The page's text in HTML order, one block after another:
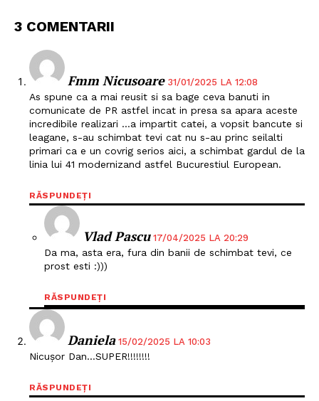
FREEDOM HOUSE ROMÂNIA
PRESShub
3 COMENTARII
Fmm Nicusoare 31/01/2025 LA 12:08
As spune ca a mai reusit si sa bage ceva banuti in
comunicate de PR astfel incat in presa sa apara aceste
incredibile realizari …a impartit catei, a vopsit bancute si
leagane, s-au schimbat tevi cat nu s-au princ seilalti
primari ca e un covrig serios aici, a schimbat gardul de la
linia lui 41 modernizand astfel Bucurestiul European.
RĂSPUNDEȚI
Vlad Pascu 17/04/2025 LA 20:29
Da ma, asta era, fura din banii de schimbat tevi, ce
prost esti :)))
RĂSPUNDEȚI
Daniela 15/02/2025 LA 10:03
Nicușor Dan…SUPER!!!!!!!!
RĂSPUNDEȚI